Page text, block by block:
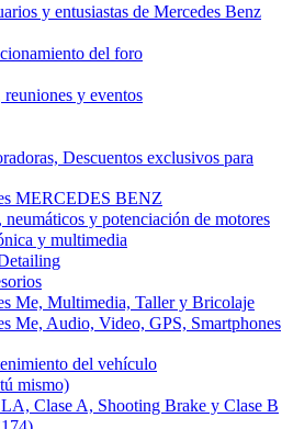
y entusiastas de Mercedes Benz
del foro
y eventos
Descuentos exclusivos para
MERCEDES BENZ
y potenciación de motores
y multimedia
Me, Multimedia, Taller y Bricolaje
Audio, Video, GPS, Smartphones
del vehículo
mismo)
Clase A, Shooting Brake y Clase B